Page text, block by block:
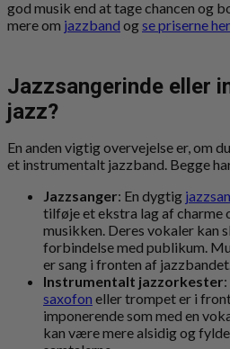
god musik end at tage chancen og
mere om jazzband ogse priserne
Jazzsangerinde eller
jazz?
En anden vigtig overvejelse er, om
et instrumentalt jazzband. Begge
Jazzsanger: En dygtig
tilføje et ekstra lag af charme
musikken. Deres vokaler kan
forbindelse med publikum.
er sang i fronten af
Instrumentalt jazzorkester
saxofon eller trompet er i
imponerende som med en
kan være mere alsidig og